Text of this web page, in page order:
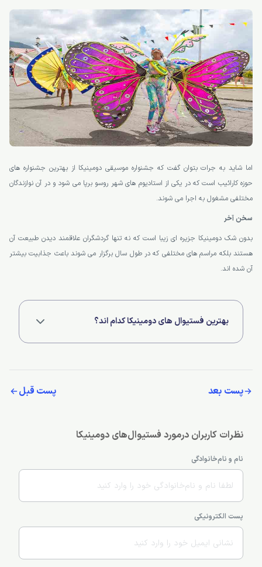
اما شاید به جرات بتوان گفت که جشنواره موسیقی دومینیکا از بهترین جشنواره های
حوزه کارائیب است که در یکی از استادیوم های شهر روسو برپا می شود و در آن نوازندگان
مختلفی مشغول به اجرا می شوند.
سخن آخر
بدون شک دومینیکا جزیره ای زیبا است که نه تنها گردشگران علاقمند دیدن طبیعت آن
هستند بلکه مراسم های مختلفی که در طول سال برگزار می شوند باعث جذابیت بیشتر
آن شده اند.
بهترین فستیوال های دومینیکا کدام اند؟
پست بعد پست قبل
نظرات کاربران درمورد فستیوال‌های دومینیکا
نام و نام‌خانوادگی
پست الکترونیکی